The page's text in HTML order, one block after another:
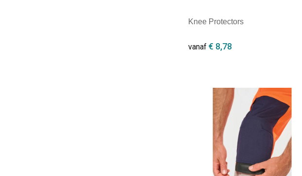
Knee Protectors
vanaf € 8,78
Minimale afname: 1